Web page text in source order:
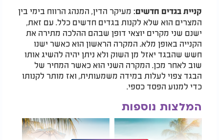
קניית בגדים חדשים: מעיקר הדין, המנהג הרווח בימי בין
המצרים הוא שלא לקנות בגדים חדשים כלל. עם זאת,
ישנם שני מקרים יוצאי דופן שבהם ההלכה מתירה את
הקנייה באופן מלא. המקרה הראשון הוא כאשר ישנו
חשש שהבגד יאזל מן השוק ולא ניתן יהיה להשיג אותו
שוב לאחר מכן. המקרה השני הוא כאשר המחיר של
הבגד צפוי לעלות במידה משמעותית, ואז מותר לקנותו
כדי למנוע הפסד כספי.
המלצות נוספות